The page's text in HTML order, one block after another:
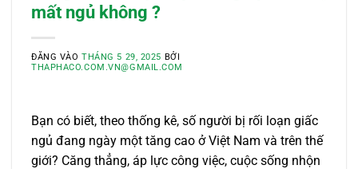
mất ngủ không ?
ĐĂNG VÀOTHÁNG 5 29, 2025 BỞI
THAPHACO.COM.VN@GMAIL.COM
Bạn có biết, theo thống kê, số người bị rối loạn giấc
ngủ đang ngày một tăng cao ở Việt Nam và trên thế
giới? Căng thẳng, áp lực công việc, cuộc sống nhộn